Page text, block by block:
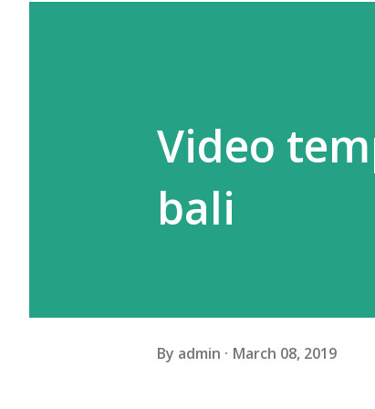
Video
bali
By admin March 08, 2019